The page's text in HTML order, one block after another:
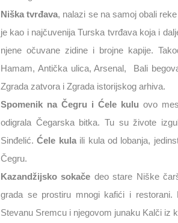
Niška tvrđava, nalazi se na samoj obali
je kao i najčuvenija Turska tvrđava koja i
njene očuvane zidine i brojne kapije.
Hamam, Antička ulica, Arsenal, Bali
Zgrada zatvora i Zgrada istorijskog arhiva.
Spomenik na Čegru i Ćele kulu ovo
odigrala Čegarska bitka. Tu su živote
Sinđelić. Ćele kulaili kula od lobanja,
Čegru.
Kazandžijsko sokače deo stare Niške
grada se prostiru mnogi kafići i
Stevanu Sremcu i njegovom junaku Kalči iz